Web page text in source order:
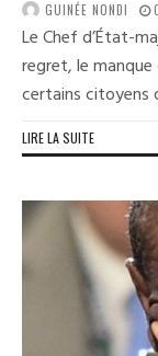
GUINÉE NONDI
Le Chef d’État-
regret, le
certains citoyens
LIRE LA SUITE